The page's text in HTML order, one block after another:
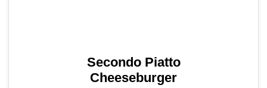
Secondo Piatto
Cheeseburger